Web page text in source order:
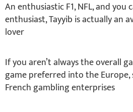
An enthusiastic F1, NFL, and
enthusiast, Tayyib is actually an
lover
If you aren’t always the overall
game preferred into the Europe,
French gambling enterprises